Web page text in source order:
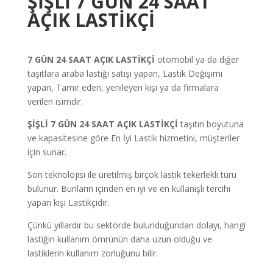
AÇIK LASTİKÇİ
7 GÜN 24 SAAT AÇIK LASTİKÇİ otomobil ya da diğer
taşıtlara araba lastiği satışı yapan, Lastik Değişimi
yapan, Tamir eden, yenileyen kişi ya da firmalara
verilen isimdir.
ŞİŞLİ 7 GÜN 24 SAAT AÇIK LASTİKÇİtaşıtın boyutuna
ve kapasitesine göre En İyi Lastik hizmetini, müşteriler
için sunar.
Son teknolojisi ile üretilmiş birçok lastik tekerlekli türü
bulunur. Bunların içinden en iyi ve en kullanışlı tercihi
yapan kişi Lastikçidir.
Çünkü yıllardır bu sektörde bulunduğundan dolayı, hangi
lastiğin kullanım ömrünün daha uzun olduğu ve
lastiklerin kullanım zorluğunu bilir.